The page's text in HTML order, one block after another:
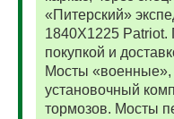
«Питерский»
1840Х1225 Patriot.
покупкой и
Мосты «военные»,
установочный
тормозов. Мосты